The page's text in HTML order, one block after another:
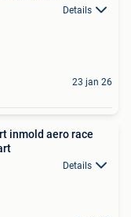
Details
23 jan 26
inmold aero race
Details